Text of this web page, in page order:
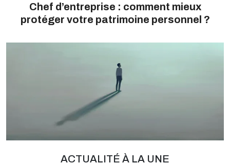
Chef d’entreprise : comment mieux
protéger votre patrimoine personnel ?
ACTUALITÉ À LA UNE